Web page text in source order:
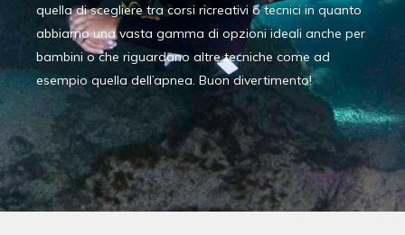
quella di scegliere tra corsi ricreativi o tecnici in quanto
abbiamo una vasta gamma di opzioni ideali anche per
bambini o che riguardano altre tecniche come ad
esempio quella dell’apnea. Buon divertimento!